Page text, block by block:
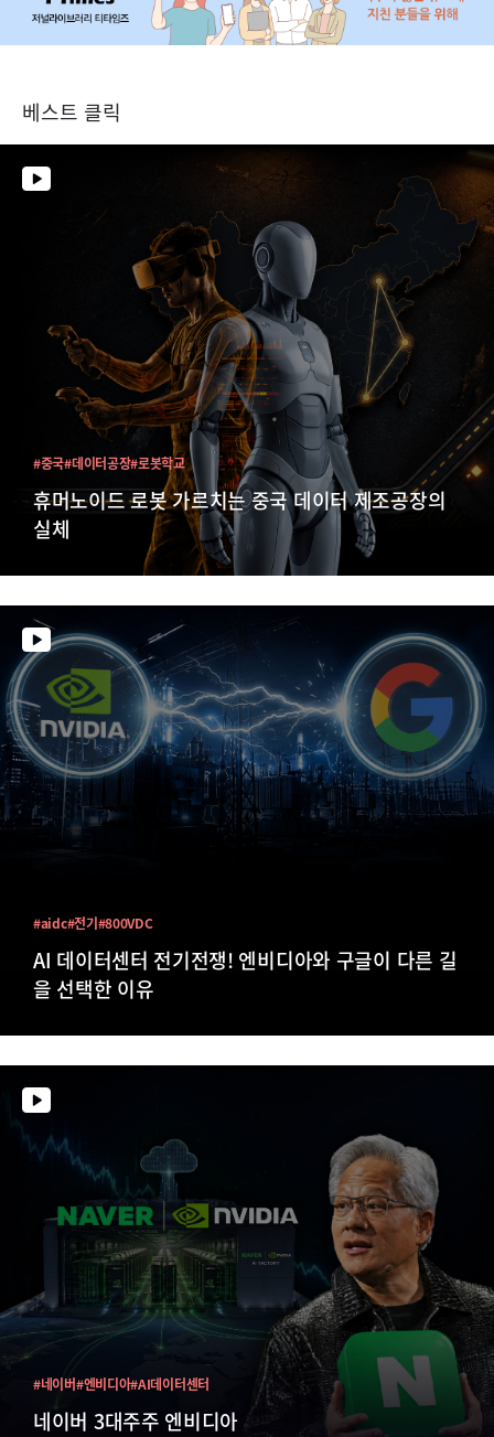
베스트 클릭
휴머노이드 로봇 가르치는 중국 데이터 제조공장의
실체
#중국#데이터공장#로봇학교
AI 데이터센터 전기전쟁! 엔비디아와 구글이 다른 길
을 선택한 이유
#aidc#전기#800VDC
네이버 3대주주 엔비디아
#네이버#엔비디아#AI데이터센터